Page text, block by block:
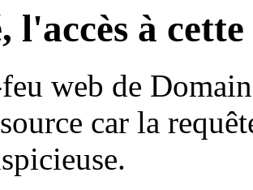
l'accès à
web de
car la